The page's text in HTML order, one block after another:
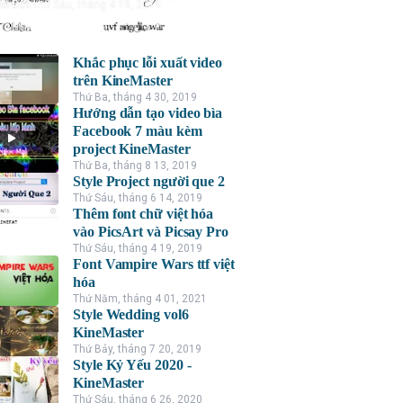
ĐứcThứ Sáu, tháng 4 19, 2019
Khắc phục lỗi xuất video
trên KineMaster
Thứ Ba, tháng 4 30, 2019
Hướng dẫn tạo video bìa
Facebook 7 màu kèm
project KineMaster
Thứ Ba, tháng 8 13, 2019
Style Project người que 2
Thứ Sáu, tháng 6 14, 2019
Thêm font chữ việt hóa
vào PicsArt và Picsay Pro
Thứ Sáu, tháng 4 19, 2019
Font Vampire Wars ttf việt
hóa
Thứ Năm, tháng 4 01, 2021
Style Wedding vol6
KineMaster
Thứ Bảy, tháng 7 20, 2019
Style Kỷ Yếu 2020 -
KineMaster
Thứ Sáu, tháng 6 26, 2020